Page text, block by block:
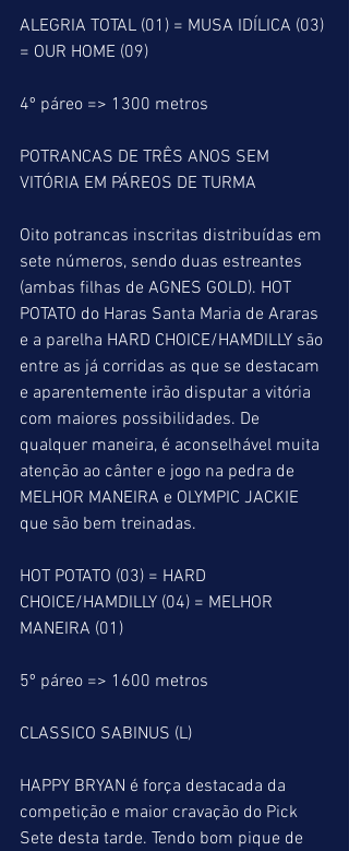
ALEGRIA TOTAL (01) = MUSA IDÍLICA (03)
= OUR HOME (09)
4º páreo => 1300 metros
POTRANCAS DE TRÊS ANOS SEM
VITÓRIA EM PÁREOS DE TURMA
Oito potrancas inscritas distribuídas em
sete números, sendo duas estreantes
(ambas filhas de AGNES GOLD). HOT
POTATO do Haras Santa Maria de Araras
e a parelha HARD CHOICE/HAMDILLY são
entre as já corridas as que se destacam
e aparentemente irão disputar a vitória
com maiores possibilidades. De
qualquer maneira, é aconselhável muita
atenção ao cânter e jogo na pedra de
MELHOR MANEIRA e OLYMPIC JACKIE
que são bem treinadas.
HOT POTATO (03) = HARD
CHOICE/HAMDILLY (04) = MELHOR
MANEIRA (01)
5º páreo => 1600 metros
CLASSICO SABINUS (L)
HAPPY BRYAN é força destacada da
competição e maior cravação do Pick
Sete desta tarde. Tendo bom pique de